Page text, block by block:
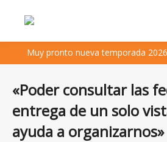
Muy pronto nueva temporada
«Poder consultar las
entrega de un solo
ayuda a organizarnos»